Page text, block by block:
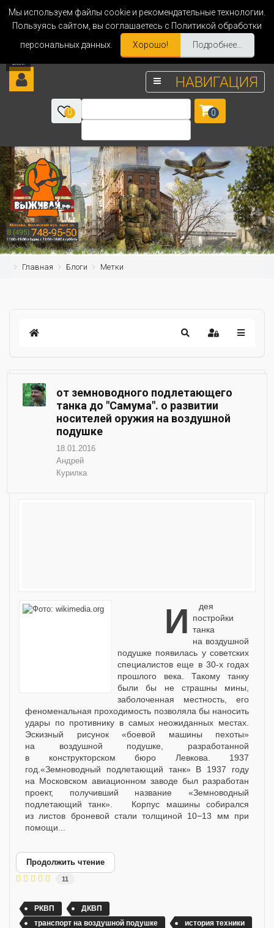
Мы используем файлы cookie и рекомендательные технологии.
Пользуясь сайтом, вы соглашаетесь с Политикой обработки
персональных данных.
Хорошо! Подробнее...
НАВИГАЦИЯ
0 0
Главная Блоги Метки
от земноводного подлетающего
танка до "Самума". о развитии
носителей оружия на воздушной
подушке
18.01.2016
Андрей
Курилка
Идея
постройки
танка
на воздушной
подушке появилась у советских
специалистов еще в 30-х годах
прошлого века. Такому танку
были бы не страшны мины,
заболоченная местность, его
феноменальная проходимость позволяла бы наносить
удары по противнику в самых неожиданных местах.
Эскизный рисунок «боевой машины пехоты»
на воздушной подушке, разработанной
в конструкторском бюро Левкова. 1937
год.«Земноводный подлетающий танк» В 1937 году
на Московском авиационном заводе был разработан
проект, получивший название «Земноводный
подлетающий танк». Корпус машины собирался
из листов броневой стали толщиной 10−13 мм при
помощи...
Продолжить чтение
11
РКВП
ДКВП
транспорт на воздушной подушке
история техники